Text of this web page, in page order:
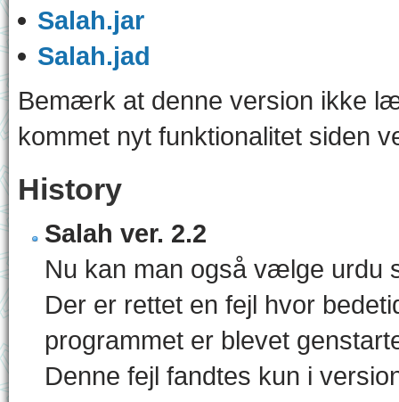
Salah.jar
Salah.jad
Bemærk at denne version ikke
kommet nyt funktionalitet siden
History
Salah ver. 2.2
Nu kan man også vælge urdu
Der er rettet en fejl hvor
programmet er blevet
Denne fejl fandtes kun i